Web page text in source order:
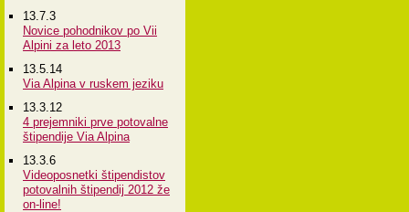
13.7.3
Novice pohodnikov po Vii
Alpini za leto 2013
13.5.14
Via Alpina v ruskem jeziku
13.3.12
4 prejemniki prve potovalne
štipendije Via Alpina
13.3.6
Videoposnetki štipendistov
potovalnih štipendij 2012 že
on-line!